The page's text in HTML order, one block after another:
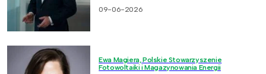
09-06-2026
Ewa Magiera, Polskie Stowarzyszenie
Fotowoltaiki i Magazynowania Energii